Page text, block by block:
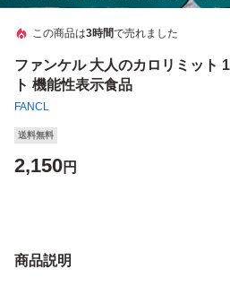
この商品は3時間で売れました
ファンケル 大人のカロリミット
ト 機能性表示食品
FANCL
送料無料
2,150円
商品説明